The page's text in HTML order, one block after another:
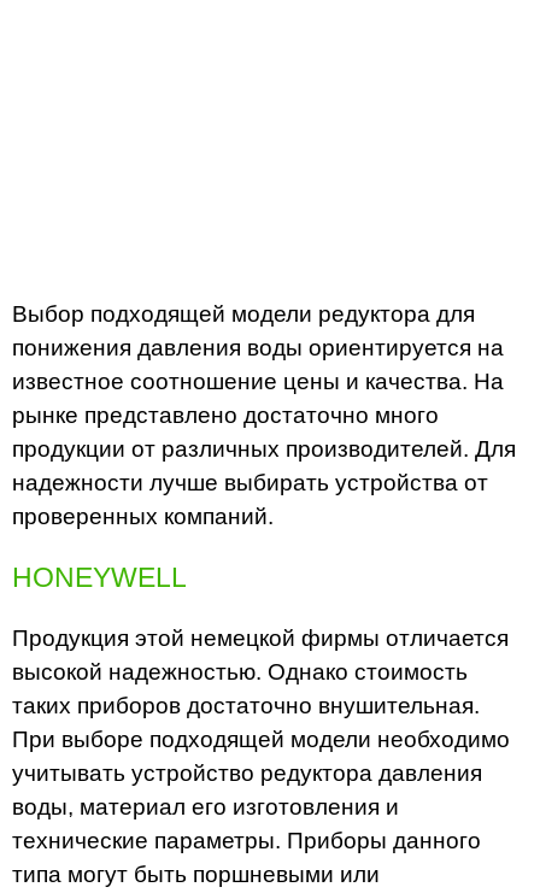
Выбор подходящей модели редуктора для
понижения давления воды ориентируется на
известное соотношение цены и качества. На
рынке представлено достаточно много
продукции от различных производителей. Для
надежности лучше выбирать устройства от
проверенных компаний.
HONEYWELL
Продукция этой немецкой фирмы отличается
высокой надежностью. Однако стоимость
таких приборов достаточно внушительная.
При выборе подходящей модели необходимо
учитывать устройство редуктора давления
воды, материал его изготовления и
технические параметры. Приборы данного
типа могут быть поршневыми или